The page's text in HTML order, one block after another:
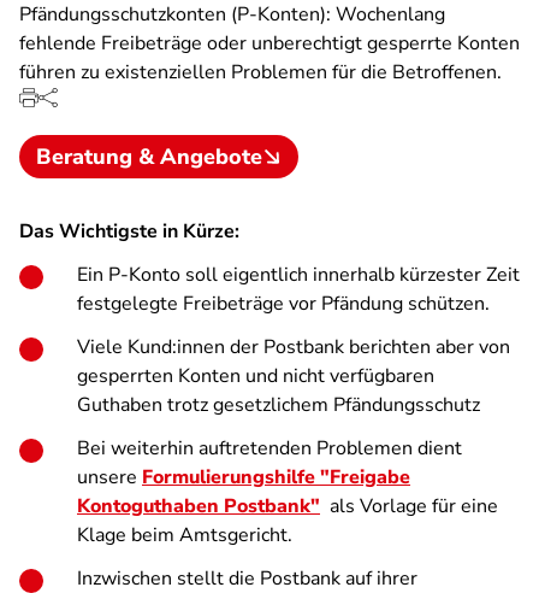
Pfändungsschutzkonten (P-Konten): Wochenlang
fehlende Freibeträge oder unberechtigt gesperrte Konten
führen zu existenziellen Problemen für die Betroffenen.
Beratung & Angebote
Das Wichtigste in Kürze:
Ein P-Konto soll eigentlich innerhalb kürzester Zeit
festgelegte Freibeträge vor Pfändung schützen.
Viele Kund:innen der Postbank berichten aber von
gesperrten Konten und nicht verfügbaren
Guthaben trotz gesetzlichem Pfändungsschutz
Bei weiterhin auftretenden Problemen dient
unsere Formulierungshilfe "Freigabe
Kontoguthaben Postbank" als Vorlage für eine
Klage beim Amtsgericht.
Inzwischen stellt die Postbank auf ihrer